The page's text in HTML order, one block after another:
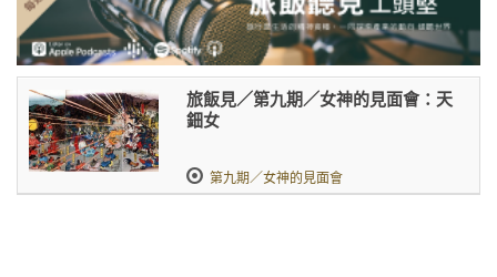
旅飯見／第九期／女神的見面會：天
鈿女
第九期／女神的見面會